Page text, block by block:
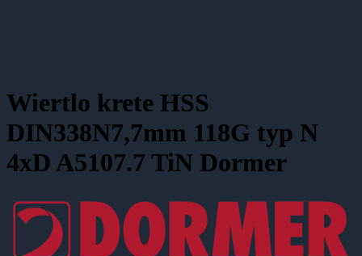
Wiertlo krete HSS
DIN338N7,7mm 118G typ N
4xD A5107.7 TiN Dormer